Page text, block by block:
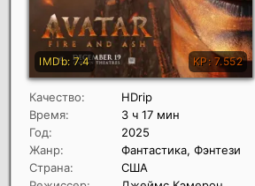
Качество:
HDrip
Время:
3 ч 17 мин
Год:
2025
Жанр:
Фантастика, Фэнтези
Страна:
США